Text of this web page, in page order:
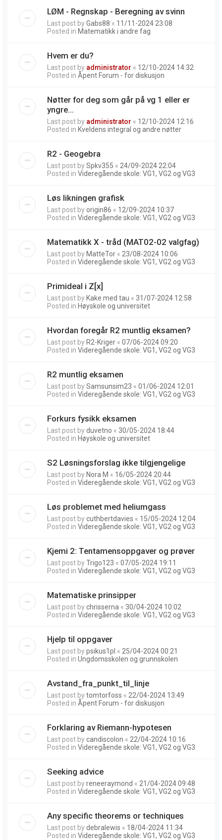
LØM - Regnskap - Beregning av svinn
Last post byGabs88 « 11/11-2024 23:08
Posted in Matematikk i andre fag
Hvem er du?
Last post by administrator « 12/10-2024 14:32
Posted in Åpent Forum - for diskusjon
Nøtter for deg som går på vg 1 eller er
yngre...
Last post by administrator « 12/10-2024 12:16
Posted in Kveldens integral og andre nøtter
R2 - Geogebra
Last post bySpkv355 « 24/09-2024 22:04
Posted in Videregående skole: VG1, VG2 og VG3
Løs likningen grafisk
Last post byorigin86 « 12/09-2024 10:37
Posted in Videregående skole: VG1, VG2 og VG3
Matematikk X - tråd (MAT02-02 valgfag)
Last post by MatteTor « 23/08-2024 10:06
Posted in Videregående skole: VG1, VG2 og VG3
Primideal i Z[x]
Last post by Kake med tau « 31/07-2024 12:58
Posted in Høyskole og universitet
Hvordan foregår R2 muntlig eksamen?
Last post by R2-Kriger « 07/06-2024 09:20
Posted in Videregående skole: VG1, VG2 og VG3
R2 muntlig eksamen
Last post bySamsunsim23 « 01/06-2024 12:01
Posted in Videregående skole: VG1, VG2 og VG3
Forkurs fysikk eksamen
Last post byduvetno « 30/05-2024 18:44
Posted in Høyskole og universitet
S2 Løsningsforslag ikke tilgjengelige
Last post by Nora M « 16/05-2024 20:44
Posted in Videregående skole: VG1, VG2 og VG3
Løs problemet med heliumgass
Last post bycuthbertdavies « 15/05-2024 12:04
Posted in Videregående skole: VG1, VG2 og VG3
Kjemi 2: Tentamensoppgaver og prøver
Last post byTrigo123 « 07/05-2024 19:11
Posted in Videregående skole: VG1, VG2 og VG3
Matematiske prinsipper
Last post bychrisserna « 30/04-2024 10:02
Posted in Videregående skole: VG1, VG2 og VG3
Hjelp til oppgaver
Last post bypsikus1pl « 25/04-2024 00:21
Posted in Ungdomsskolen og grunnskolen
Avstand_fra_punkt_til_linje
Last post bytomtorfoss « 22/04-2024 13:49
Posted in Åpent Forum - for diskusjon
Forklaring av Riemann-hypotesen
Last post bycandiscolon « 22/04-2024 10:16
Posted in Videregående skole: VG1, VG2 og VG3
Seeking advice
Last post byreneeraymond « 21/04-2024 09:48
Posted in Videregående skole: VG1, VG2 og VG3
Any specific theorems or techniques
Last post bydebralewis « 18/04-2024 11:34
Posted in Videregående skole: VG1, VG2 og VG3